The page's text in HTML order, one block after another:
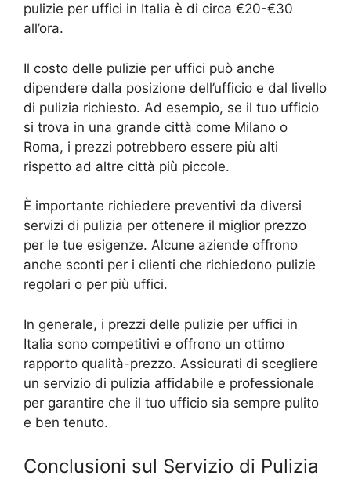
pulizie per uffici in Italia è di circa €20-€30
all’ora.
Il costo delle pulizie per uffici può anche
dipendere dalla posizione dell’ufficio e dal livello
di pulizia richiesto. Ad esempio, se il tuo ufficio
si trova in una grande città come Milano o
Roma, i prezzi potrebbero essere più alti
rispetto ad altre città più piccole.
È importante richiedere preventivi da diversi
servizi di pulizia per ottenere il miglior prezzo
per le tue esigenze. Alcune aziende offrono
anche sconti per i clienti che richiedono pulizie
regolari o per più uffici.
In generale, i prezzi delle pulizie per uffici in
Italia sono competitivi e offrono un ottimo
rapporto qualità-prezzo. Assicurati di scegliere
un servizio di pulizia affidabile e professionale
per garantire che il tuo ufficio sia sempre pulito
e ben tenuto.
Conclusioni sul Servizio di Pulizia